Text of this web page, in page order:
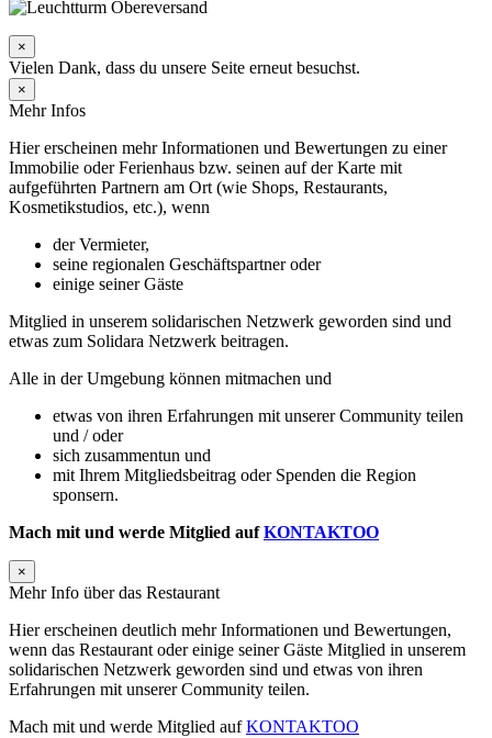
×
Vielen Dank, dass du unsere Seite erneut besuchst.
×
Mehr Infos
Hier erscheinen mehr Informationen und Bewertungen zu einer
Immobilie oder Ferienhaus bzw. seinen auf der Karte mit
aufgeführten Partnern am Ort (wie Shops, Restaurants,
Kosmetikstudios, etc.), wenn
der Vermieter,
seine regionalen Geschäftspartner oder
einige seiner Gäste
Mitglied in unserem solidarischen Netzwerk geworden sind und
etwas zum Solidara Netzwerk beitragen.
Alle in der Umgebung können mitmachen und
etwas von ihren Erfahrungen mit unserer Community teilen
und / oder
sich zusammentun und
mit Ihrem Mitgliedsbeitrag oder Spenden die Region
sponsern.
Mach mit und werde Mitglied aufKONTAKTOO
×
Mehr Info über das Restaurant
Hier erscheinen deutlich mehr Informationen und Bewertungen,
wenn das Restaurant oder einige seiner Gäste Mitglied in unserem
solidarischen Netzwerk geworden sind und etwas von ihren
Erfahrungen mit unserer Community teilen.
Mach mit und werde Mitglied aufKONTAKTOO